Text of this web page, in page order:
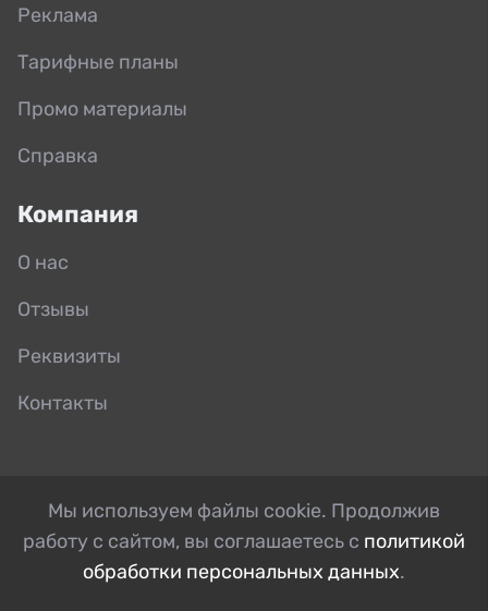
Реклама
Тарифные планы
Промо материалы
Справка
Компания
О нас
Отзывы
Реквизиты
Контакты
Мы используем файлы cookie. Продолжив
работу с сайтом, вы соглашаетесь с политикой
обработки персональных данных.